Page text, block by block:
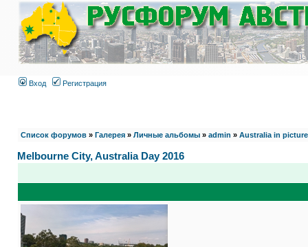
Вход Регистрация
Список форумов » Галерея » Личные альбомы » admin » Australia in
Melbourne City, Australia Day 2016